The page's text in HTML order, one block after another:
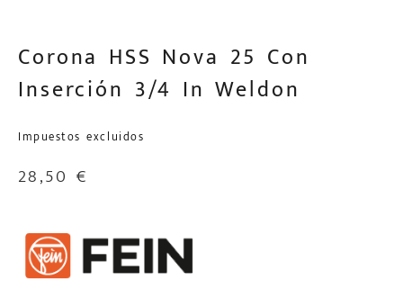
Corona HSS Nova 25 Con
Inserción 3/4 In Weldon
Impuestos excluidos
28,50 €